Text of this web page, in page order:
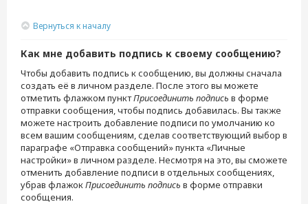
Вернуться к началу
Как мне добавить подпись к своему сообщению?
Чтобы добавить подпись к сообщению, вы должны сначала
создать её в личном разделе. После этого вы можете
отметить флажком пунктПрисоединить подпись в форме
отправки сообщения, чтобы подпись добавилась. Вы также
можете настроить добавление подписи по умолчанию ко
всем вашим сообщениям, сделав соответствующий выбор в
параграфе «Отправка сообщений» пункта «Личные
настройки» в личном разделе. Несмотря на это, вы сможете
отменить добавление подписи в отдельных сообщениях,
убрав флажокПрисоединить подпись в форме отправки
сообщения.